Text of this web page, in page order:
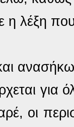
λέξη
για
οι